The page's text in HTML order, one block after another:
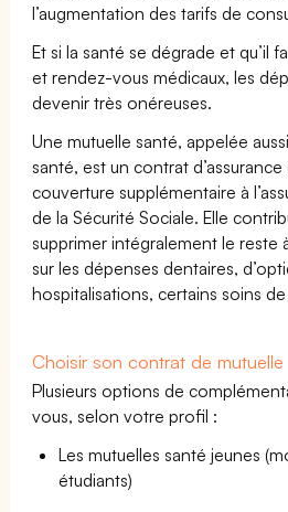
l’augmentation des tarifs de
Et si la santé se dégrade et qu’il
et rendez-vous médicaux, les
devenir très onéreuses.
Une mutuelle santé, appelée
santé, est un contrat
couverture supplémentaire à
de la Sécurité Sociale. Elle
supprimer intégralement le reste
sur les dépenses dentaires,
hospitalisations, certains soins
Choisir son contrat de mutuelle
Plusieurs options de
vous, selon votre profil :
Les mutuelles santé jeunes
étudiants)